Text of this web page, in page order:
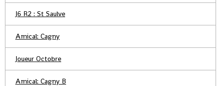
J6 R2 : St Saulve
Amical: Cagny
Joueur Octobre
Amical: Cagny B